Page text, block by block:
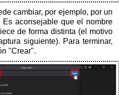
cambiar, por ejemplo, por un
Es aconsejable que el nombre
de forma distinta (el motivo
siguiente). Para terminar,
"Crear".